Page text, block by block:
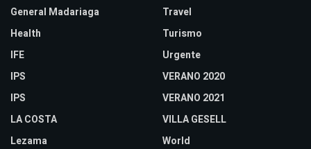
General Madariaga
Health
IFE
IPS
IPS
LA COSTA
Lezama
Travel
Turismo
Urgente
VERANO 2020
VERANO 2021
VILLA GESELL
World